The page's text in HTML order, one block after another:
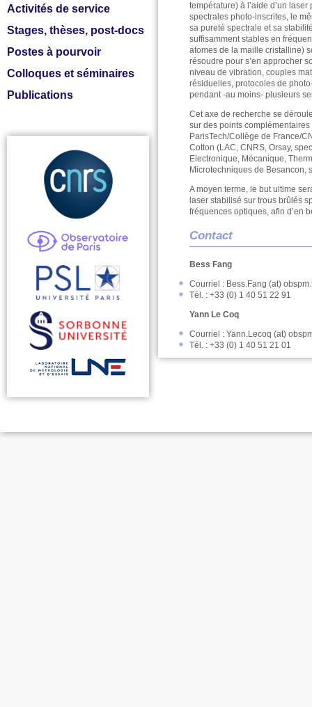
Activités de service
Stages, thèses, post-docs
Postes à pourvoir
Colloques et séminaires
Publications
température) à l’aide d’un
spectrales photo-inscrites, le
sa pureté spectrale et sa
suffisamment stables en
atomes de la maille cristalline)
résoudre pour s’en approcher
niveau de vibration, couples
résiduelles, protocoles de
pendant -au moins- plusieurs
Cet axe de recherche se
sur des points
ParisTech/Collège de France/
Cotton (LAC, CNRS, Orsay,
Electronique, Mécanique,
Microtechniques de Besancon,
A moyen terme, le but ultime
laser stabilisé sur trous brûlés
fréquences optiques, afin d’en
Contact
Bess Fang
Courriel : Bess.Fang (at)
Tél. : +33 (0) 1 40 51 22 91
Yann Le Coq
Courriel : Yann.Lecoq (at)
Tél. : +33 (0) 1 40 51 21 01